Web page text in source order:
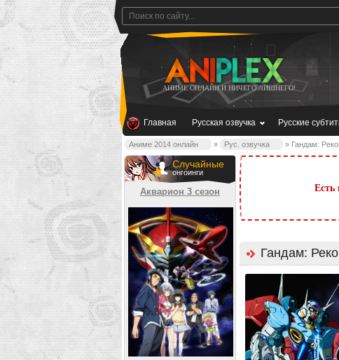
АНИМЕ ОНЛАЙН И НИЧЕГО ЛИШНЕГО!
Главная Русская озвучка Русские
Аниме 2014 онлайн » Рус. озвучка » Гандам:
Случайные
онгоинги
Акварион 3 сезон
Есть
Гандам: